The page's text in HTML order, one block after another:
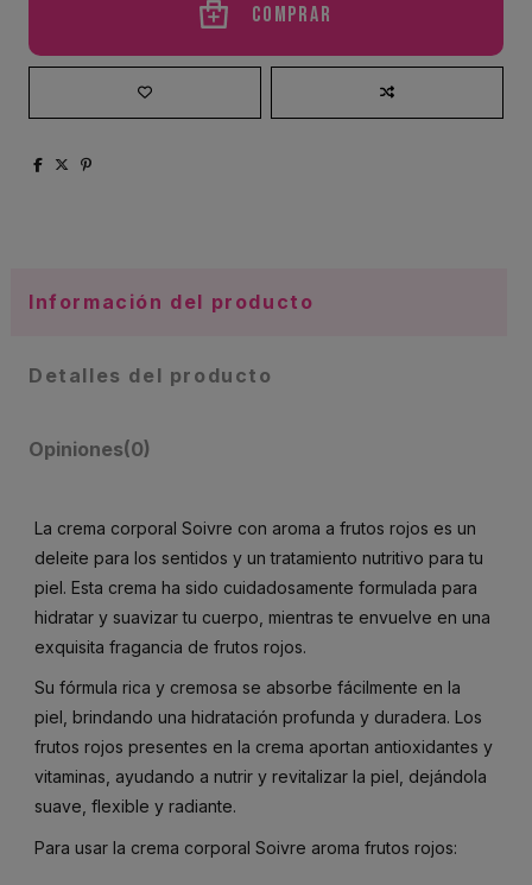
Comprar
Información del producto
Detalles del producto
Opiniones(0)
La crema corporal Soivre con aroma a frutos rojos es un
deleite para los sentidos y un tratamiento nutritivo para tu
piel. Esta crema ha sido cuidadosamente formulada para
hidratar y suavizar tu cuerpo, mientras te envuelve en una
exquisita fragancia de frutos rojos.
Su fórmula rica y cremosa se absorbe fácilmente en la
piel, brindando una hidratación profunda y duradera. Los
frutos rojos presentes en la crema aportan antioxidantes y
vitaminas, ayudando a nutrir y revitalizar la piel, dejándola
suave, flexible y radiante.
Para usar la crema corporal Soivre aroma frutos rojos: